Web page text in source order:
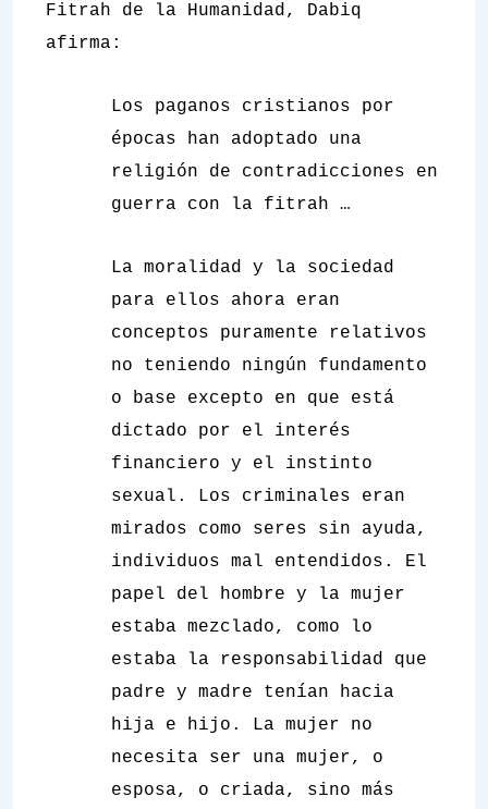
Fitrah de la Humanidad, Dabiq
afirma:
Los paganos cristianos por
épocas han adoptado una
religión de contradicciones en
guerra con la fitrah …
La moralidad y la sociedad
para ellos ahora eran
conceptos puramente relativos
no teniendo ningún fundamento
o base excepto en que está
dictado por el interés
financiero y el instinto
sexual. Los criminales eran
mirados como seres sin ayuda,
individuos mal entendidos. El
papel del hombre y la mujer
estaba mezclado, como lo
estaba la responsabilidad que
padre y madre tenían hacia
hija e hijo. La mujer no
necesita ser una mujer, o
esposa, o criada, sino más